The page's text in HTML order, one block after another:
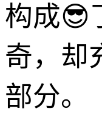
构成😎
奇，却
部分。